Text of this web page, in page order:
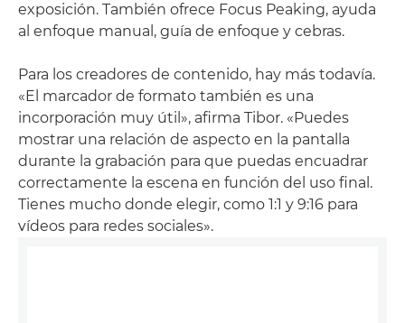
exposición. También ofrece Focus Peaking, ayuda
al enfoque manual, guía de enfoque y cebras.
Para los creadores de contenido, hay más todavía.
«El marcador de formato también es una
incorporación muy útil», afirma Tibor. «Puedes
mostrar una relación de aspecto en la pantalla
durante la grabación para que puedas encuadrar
correctamente la escena en función del uso final.
Tienes mucho donde elegir, como 1:1 y 9:16 para
vídeos para redes sociales».